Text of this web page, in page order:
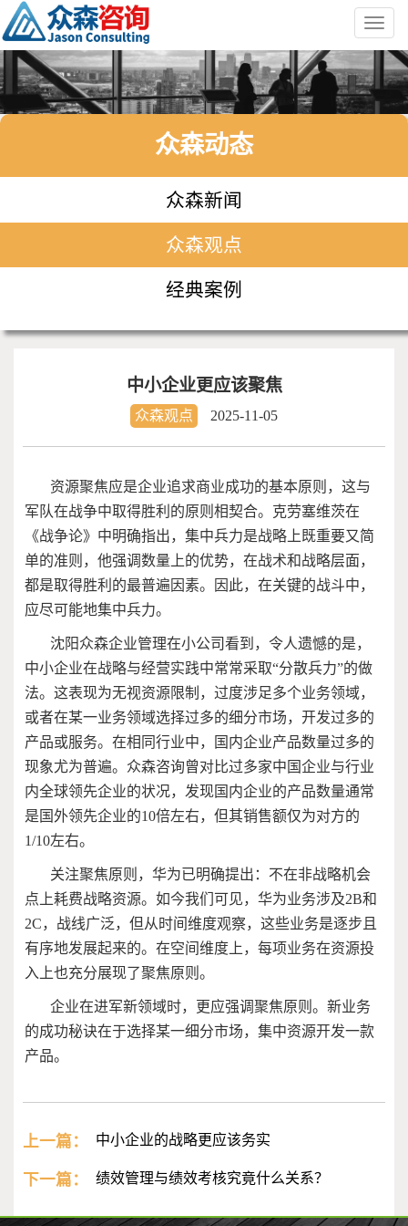
众森动态
众森新闻
众森观点
经典案例
中小企业更应该聚焦
众森观点 2025-11-05
资源聚焦应是企业追求商业成功的基本原则，这与
军队在战争中取得胜利的原则相契合。克劳塞维茨在
《战争论》中明确指出，集中兵力是战略上既重要又简
单的准则，他强调数量上的优势，在战术和战略层面，
都是取得胜利的最普遍因素。因此，在关键的战斗中，
应尽可能地集中兵力。
沈阳众森企业管理在小公司看到，令人遗憾的是，
中小企业在战略与经营实践中常常采取“分散兵力”的做
法。这表现为无视资源限制，过度涉足多个业务领域，
或者在某一业务领域选择过多的细分市场，开发过多的
产品或服务。在相同行业中，国内企业产品数量过多的
现象尤为普遍。众森咨询曾对比过多家中国企业与行业
内全球领先企业的状况，发现国内企业的产品数量通常
是国外领先企业的10倍左右，但其销售额仅为对方的
1/10左右。
关注聚焦原则，华为已明确提出：不在非战略机会
点上耗费战略资源。如今我们可见，华为业务涉及2B和
2C，战线广泛，但从时间维度观察，这些业务是逐步且
有序地发展起来的。在空间维度上，每项业务在资源投
入上也充分展现了聚焦原则。
企业在进军新领域时，更应强调聚焦原则。新业务
的成功秘诀在于选择某一细分市场，集中资源开发一款
产品。
上一篇： 中小企业的战略更应该务实
下一篇： 绩效管理与绩效考核究竟什么关系？